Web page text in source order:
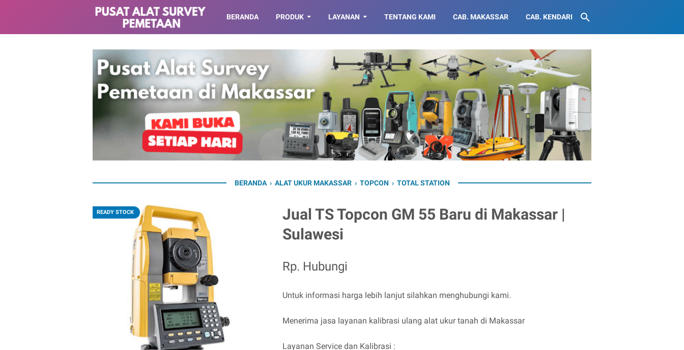
BERANDA PRODUK LAYANAN TENTANG KAMI CAB. MAKASSAR CAB. KENDARI
BERANDA › ALAT UKUR MAKASSAR › TOPCON › TOTAL STATION
Jual TS Topcon GM 55 Baru di Makassar |
Sulawesi
READY STOCK
Rp. Hubungi
Untuk informasi harga lebih lanjut silahkan menghubungi kami.
Menerima jasa layanan kalibrasi ulang alat ukur tanah di Makassar
Layanan Service dan Kalibrasi :